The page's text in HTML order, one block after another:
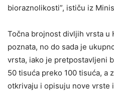
bioraznolikosti”, ističu iz
Točna brojnost divljih vrsta u
poznata, no do sada je
vrsta, iako je pretpostavljeni
50 tisuća preko 100 tisuća, a
otkrivaju i opisuju nove vrste